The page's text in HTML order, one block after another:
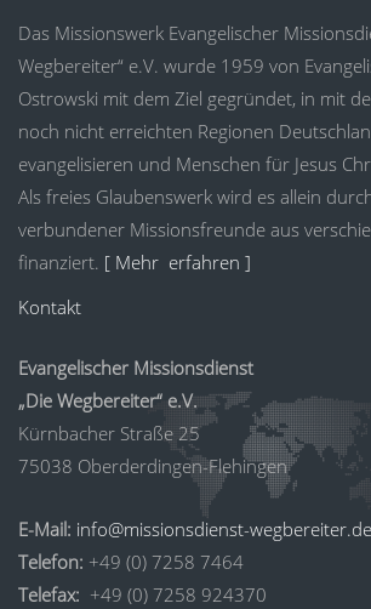
Das Missionswerk Evangelischer
Wegbereiter“ e.V. wurde 1959 von
Ostrowski mit dem Ziel gegründet, in mit
noch nicht erreichten Regionen
evangelisieren und Menschen für Jesus
Als freies Glaubenswerk wird es allein
verbundener Missionsfreunde aus
finanziert. [ Mehr erfahren ]
Kontakt
Evangelischer Missionsdienst
„Die Wegbereiter“ e.V.
Kürnbacher Straße 25
75038 Oberderdingen-Flehingen
E-Mail: info@missionsdienst-wegbereiter.de
Telefon: +49 (0) 7258 7464
Telefax: +49 (0) 7258 924370